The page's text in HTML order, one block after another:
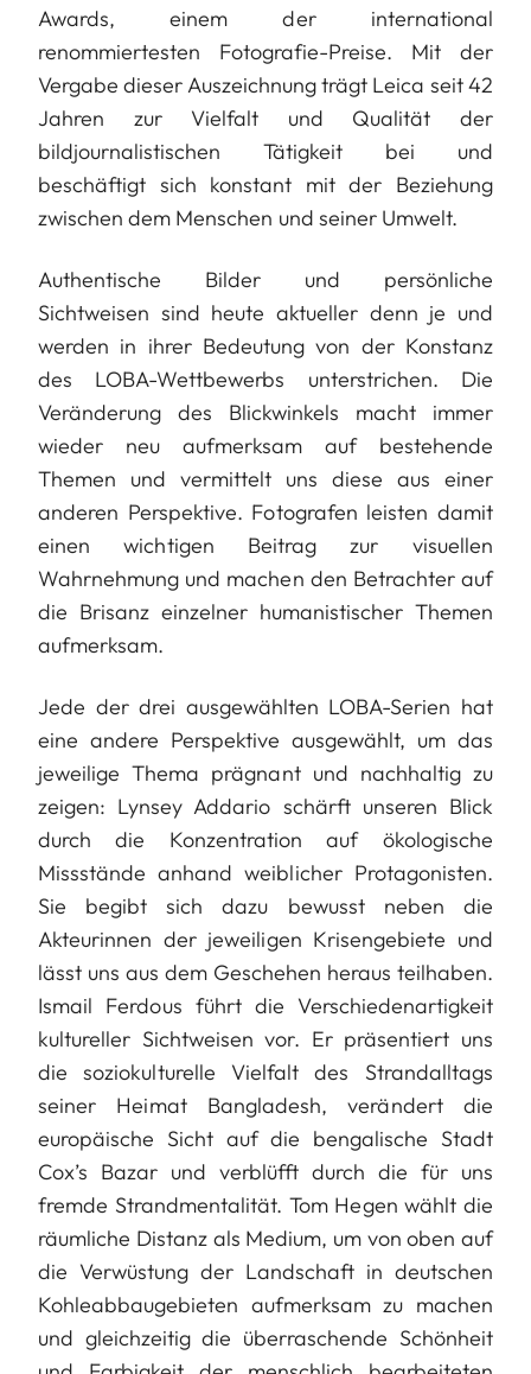
Awards, einem der international
renommiertesten Fotografie-Preise. Mit der
Vergabe dieser Auszeichnung trägt Leica seit 42
Jahren zur Vielfalt und Qualität der
bildjournalistischen Tätigkeit bei und
beschäftigt sich konstant mit der Beziehung
zwischen dem Menschen und seiner Umwelt.
Authentische Bilder und persönliche
Sichtweisen sind heute aktueller denn je und
werden in ihrer Bedeutung von der Konstanz
des LOBA-Wettbewerbs unterstrichen. Die
Veränderung des Blickwinkels macht immer
wieder neu aufmerksam auf bestehende
Themen und vermittelt uns diese aus einer
anderen Perspektive. Fotografen leisten damit
einen wichtigen Beitrag zur visuellen
Wahrnehmung und machen den Betrachter auf
die Brisanz einzelner humanistischer Themen
aufmerksam.
Jede der drei ausgewählten LOBA-Serien hat
eine andere Perspektive ausgewählt, um das
jeweilige Thema prägnant und nachhaltig zu
zeigen: Lynsey Addario schärft unseren Blick
durch die Konzentration auf ökologische
Missstände anhand weiblicher Protagonisten.
Sie begibt sich dazu bewusst neben die
Akteurinnen der jeweiligen Krisengebiete und
lässt uns aus dem Geschehen heraus teilhaben.
Ismail Ferdous führt die Verschiedenartigkeit
kultureller Sichtweisen vor. Er präsentiert uns
die soziokulturelle Vielfalt des Strandalltags
seiner Heimat Bangladesh, verändert die
europäische Sicht auf die bengalische Stadt
Cox’s Bazar und verblüfft durch die für uns
fremde Strandmentalität. Tom Hegen wählt die
räumliche Distanz als Medium, um von oben auf
die Verwüstung der Landschaft in deutschen
Kohleabbaugebieten aufmerksam zu machen
und gleichzeitig die überraschende Schönheit